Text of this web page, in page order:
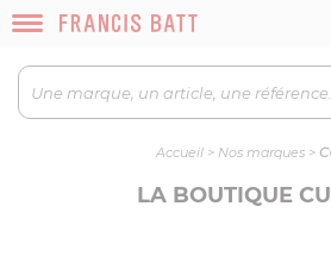
Accueil > Nos marques >
LA BOUTIQUE